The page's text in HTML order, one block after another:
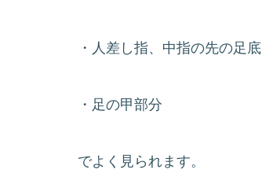
・人差し指、中指の先の足底
・足の甲部分
でよく見られます。